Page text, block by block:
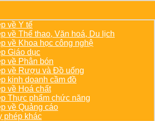
về Y tế
về Thể thao, Văn hoá, Du lịch
về Khoa học công nghệ
Giáo dục
về Phân bón
về Rượu và Đồ uống
kinh doanh cầm đồ
về Hoá chất
Thực phẩm chức năng
về Quảng cáo
phép khác